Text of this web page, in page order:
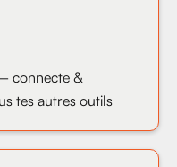
connecte &
tes autres outils